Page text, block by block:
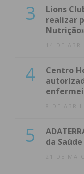
Eu li e
3
Lions
realizar
14 DE
4
Centro
8 DE
5
da Saúde
21 DE